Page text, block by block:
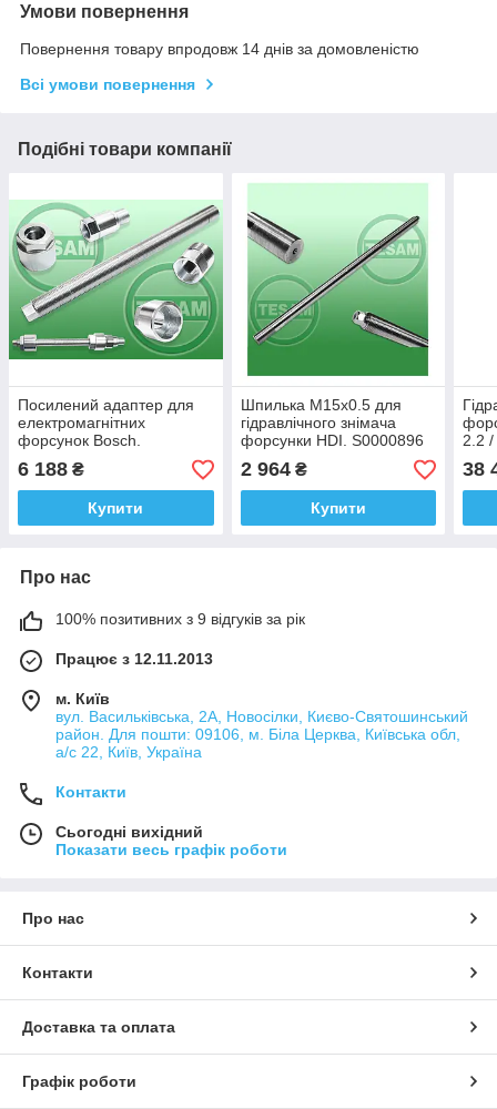
Умови повернення
Повернення товару впродовж 14 днів за домовленістю
Всі умови повернення
Подібні товари компанії
Посилений адаптер для
електромагнітних
форсунок Bosch.
S0000723 TESAM
6 188 ₴
Купити
Шпилька M15x0.5 для
гідравлічного знімача
форсунки HDI. S0000896
TESAM
2 964₴
Купити
2.2 /
38
Про нас
100% позитивних з 9 відгуків за рік
Працює з 12.11.2013
м. Київ
вул. Васильківська, 2А, Новосілки, Києво-Святошинський
район. Для пошти: 09106, м. Біла Церква, Київська обл,
а/с 22, Київ, Україна
Контакти
Сьогодні вихідний
Показати весь графік роботи
Про нас
Контакти
Доставка та оплата
Графік роботи